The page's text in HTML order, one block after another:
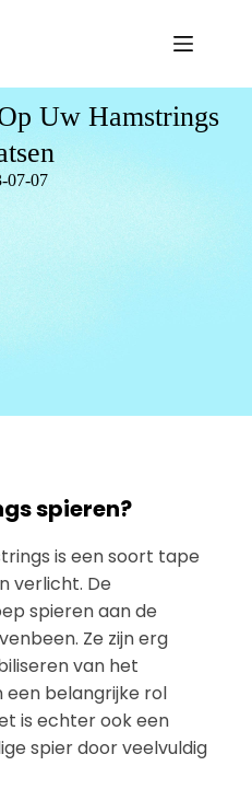
Uw Hamstrings
07-07
spieren?
is een soort tape
verlicht. De
spieren aan de
Ze zijn erg
van het
een belangrijke rol
is echter ook een
spier door veelvuldig